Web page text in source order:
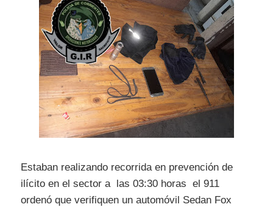
Estaban realizando recorrida en prevención de
ilícito en el sector a las 03:30 horas el 911
ordenó que verifiquen un automóvil Sedan Fox